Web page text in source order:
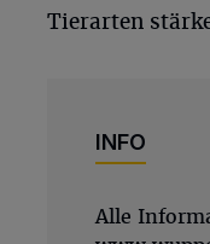
Tierarten
INFO
Alle